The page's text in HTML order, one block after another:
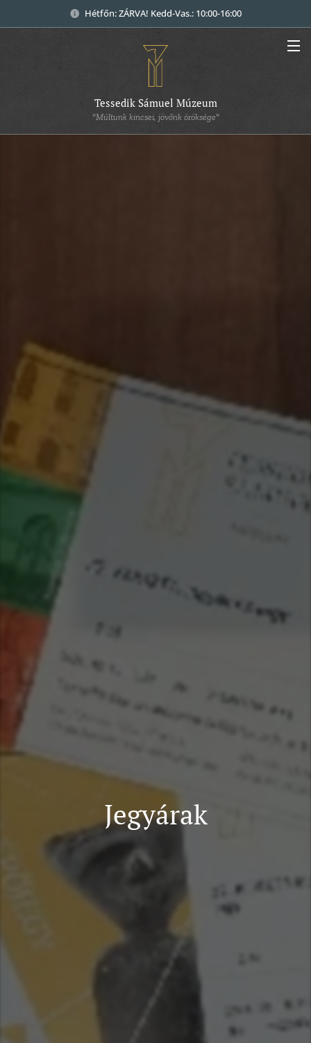
Hétfőn: ZÁRVA! Kedd-Vas.: 10:00-16:00
Tessedik Sámuel Múzeum
"Múltunk kincsei, jövőnk öröksége"
Jegyárak